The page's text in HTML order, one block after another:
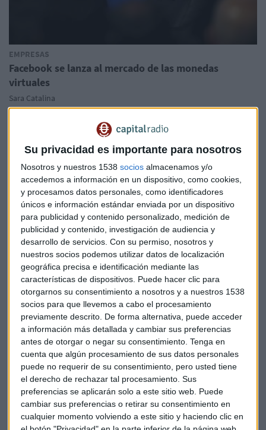
Su privacidad es importante para nosotros
Nosotros y nuestros 1538 socios almacenamos y/o
accedemos a información en un dispositivo, como cookies,
y procesamos datos personales, como identificadores
únicos e información estándar enviada por un dispositivo
para publicidad y contenido personalizado, medición de
publicidad y contenido, investigación de audiencia y
desarrollo de servicios. Con su permiso, nosotros y
nuestros socios podemos utilizar datos de localización
geográfica precisa e identificación mediante las
características de dispositivos. Puede hacer clic para
otorgarnos su consentimiento a nosotros y a nuestros 1538
socios para que llevemos a cabo el procesamiento
previamente descrito. De forma alternativa, puede acceder
a información más detallada y cambiar sus preferencias
antes de otorgar o negar su consentimiento. Tenga en
cuenta que algún procesamiento de sus datos personales
puede no requerir de su consentimiento, pero usted tiene
el derecho de rechazar tal procesamiento. Sus
preferencias se aplicarán solo a este sitio web. Puede
cambiar sus preferencias o retirar su consentimiento en
cualquier momento volviendo a este sitio y haciendo clic en
EMPRESAS
Facebook se lanza al mercado de las monedas
virtuales
Sara Catalina
ECONOMÍA
S&P: Frenazo a la economía española
Berta Martínez de Quel López